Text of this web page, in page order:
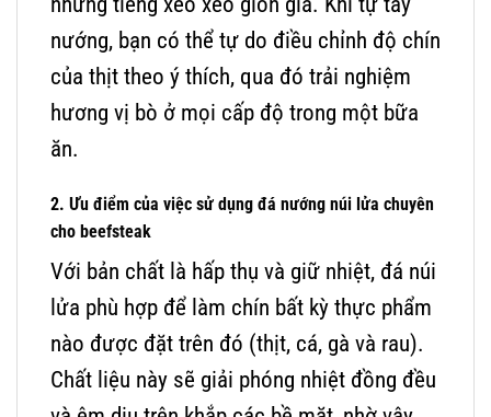
nướng, bạn có thể tự do điều chỉnh độ chín
của thịt theo ý thích, qua đó trải nghiệm
hương vị bò ở mọi cấp độ trong một bữa
ăn.
2. Ưu điểm của việc sử dụng đá nướng núi lửa chuyên
cho beefsteak
Với bản chất là hấp thụ và giữ nhiệt, đá núi
lửa phù hợp để làm chín bất kỳ thực phẩm
nào được đặt trên đó (thịt, cá, gà và rau).
Chất liệu này sẽ giải phóng nhiệt đồng đều